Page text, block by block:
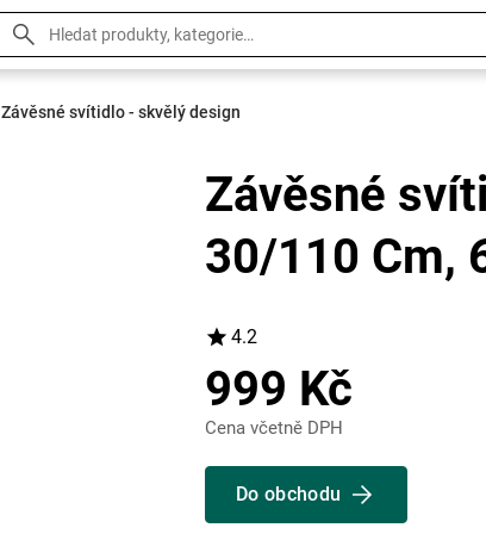
Závěsné svítidlo - skvělý design
Závěsné
30/110 Cm,
4.2
999 Kč
Cena včetně DPH
Do obchodu